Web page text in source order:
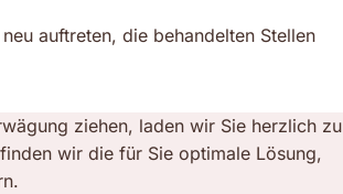
auftreten, die behandelten Stellen
ziehen, laden wir Sie herzlich zu
wir die für Sie optimale Lösung,